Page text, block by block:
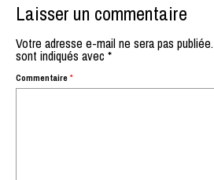
Laisser un commentaire
Votre adresse e-mail ne sera pas publiée.
sont indiqués avec *
Commentaire *